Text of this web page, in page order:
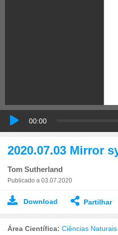
00:00
2020.07.03 Mirror
Tom Sutherland
Publicado a 03.07.2020
Download Partilhar
Área Científica: Ciências